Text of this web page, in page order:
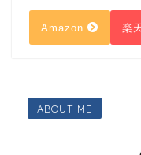
Amazon 楽
ABOUT ME